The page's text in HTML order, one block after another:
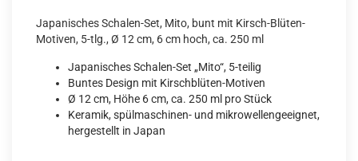
Japanisches Schalen-Set, Mito, bunt mit Kirsch-Blüten-
Motiven, 5-tlg., Ø 12 cm, 6 cm hoch, ca. 250 ml
Japanisches Schalen-Set „Mito“, 5-teilig
Buntes Design mit Kirschblüten-Motiven
Ø 12 cm, Höhe 6 cm, ca. 250 ml pro Stück
Keramik, spülmaschinen- und mikrowellengeeignet,
hergestellt in Japan